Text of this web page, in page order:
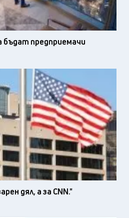
бъдат предприемачи
дял, а за CNN."